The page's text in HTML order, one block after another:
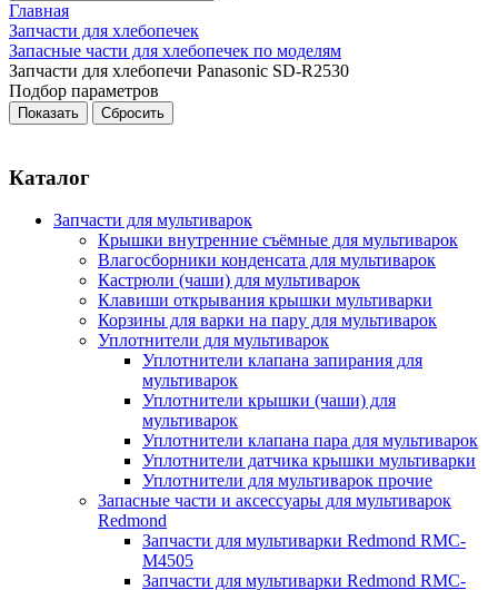
Главная
Запчасти для хлебопечек
Запасные части для хлебопечек по моделям
Запчасти для хлебопечи Panasonic SD-R2530
Подбор параметров
Каталог
Запчасти для мультиварок
Крышки внутренние съёмные для мультиварок
Влагосборники конденсата для мультиварок
Кастрюли (чаши) для мультиварок
Клавиши открывания крышки мультиварки
Корзины для варки на пару для мультиварок
Уплотнители для мультиварок
Уплотнители клапана запирания для
мультиварок
Уплотнители крышки (чаши) для
мультиварок
Уплотнители клапана пара для мультиварок
Уплотнители датчика крышки мультиварки
Уплотнители для мультиварок прочие
Запасные части и аксессуары для мультиварок
Redmond
Запчасти для мультиварки Redmond RMC-
M4505
Запчасти для мультиварки Redmond RMC-